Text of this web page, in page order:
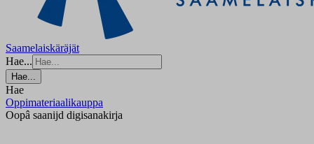
Saamelaiskäräjät
Hae...
Hae...
Hae
Oppimateriaalikauppa
Oopâ saanijd digisanakirja